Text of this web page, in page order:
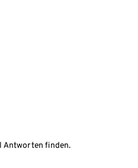
Antworten finden.